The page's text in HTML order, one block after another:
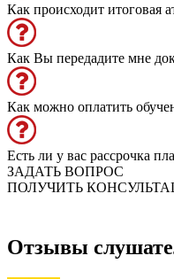
Как происходит итоговая
Как Вы передадите мне
Как можно оплатить
Есть ли у вас рассрочка
ЗАДАТЬ ВОПРОС
ПОЛУЧИТЬ
Отзывы